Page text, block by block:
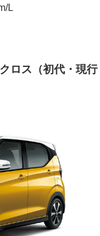
L
ロス（初代・現行